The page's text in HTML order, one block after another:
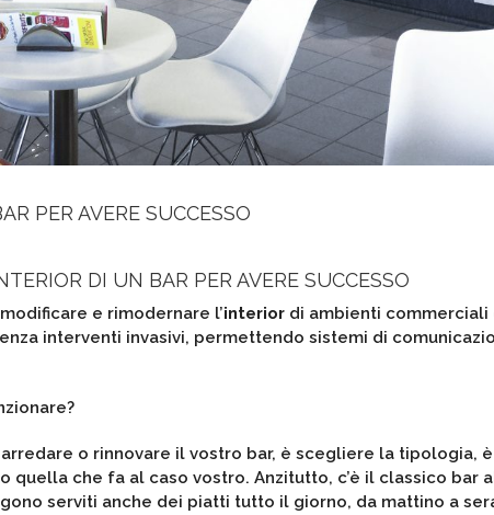
PER AVERE SUCCESSO
DI UN BAR PER AVERE SUCCESSO
e rimodernare l’interior di ambienti commerciali
interventi invasivi, permettendo sistemi di
o rinnovare il vostro bar, è scegliere la tipologia,
che fa al caso vostro. Anzitutto, c’è il classico bar
serviti anche dei piatti tutto il giorno, da mattino a